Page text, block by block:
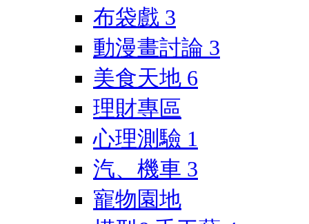
布袋戲 3
動漫畫討論 3
美食天地 6
理財專區
心理測驗 1
汽、機車 3
寵物園地